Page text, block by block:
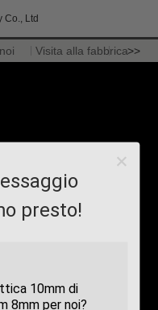
Co., Ltd
Visita alla fabbrica>>
presto!